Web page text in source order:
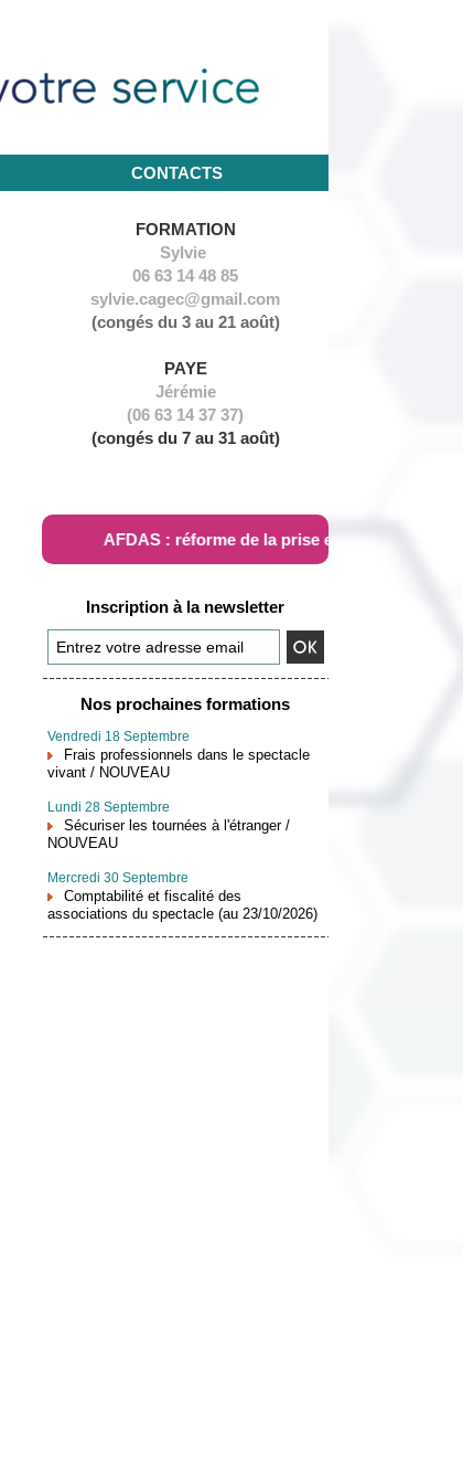
CONTACTS
FORMATION
Sylvie
06 63 14 48 85
sylvie.cagec@gmail.com
(congés du 3 au 21 août)
PAYE
Jérémie
(06 63 14 37 37)
(congés du 7 au 31 août)
AFDAS : réforme de la prise en charge
Inscription à la newsletter
Nos prochaines formations
Vendredi 18 Septembre
Frais professionnels dans le spectacle
vivant / NOUVEAU
Lundi 28 Septembre
Sécuriser les tournées à l'étranger /
NOUVEAU
Mercredi 30 Septembre
Comptabilité et fiscalité des
associations du spectacle (au 23/10/2026)